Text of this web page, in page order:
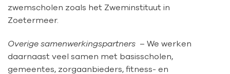
zwemscholen zoals het Zweminstituut in
Zoetermeer.
Overige samenwerkingspartners – We werken
daarnaast veel samen met basisscholen,
gemeentes, zorgaanbieders, fitness- en